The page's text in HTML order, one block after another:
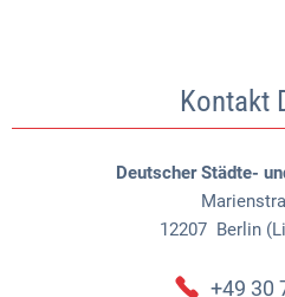
Kontakt
Deutscher Städte-
12207 Berlin
+49 30